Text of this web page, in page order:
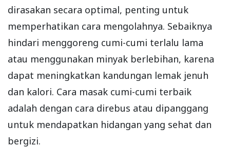
dirasakan secara optimal, penting untuk
memperhatikan cara mengolahnya. Sebaiknya
hindari menggoreng cumi-cumi terlalu lama
atau menggunakan minyak berlebihan, karena
dapat meningkatkan kandungan lemak jenuh
dan kalori. Cara masak cumi-cumi terbaik
adalah dengan cara direbus atau dipanggang
untuk mendapatkan hidangan yang sehat dan
bergizi.